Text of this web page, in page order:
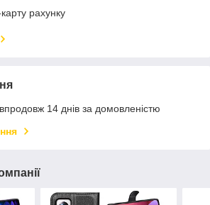
рахунку
14 днів за домовленістю